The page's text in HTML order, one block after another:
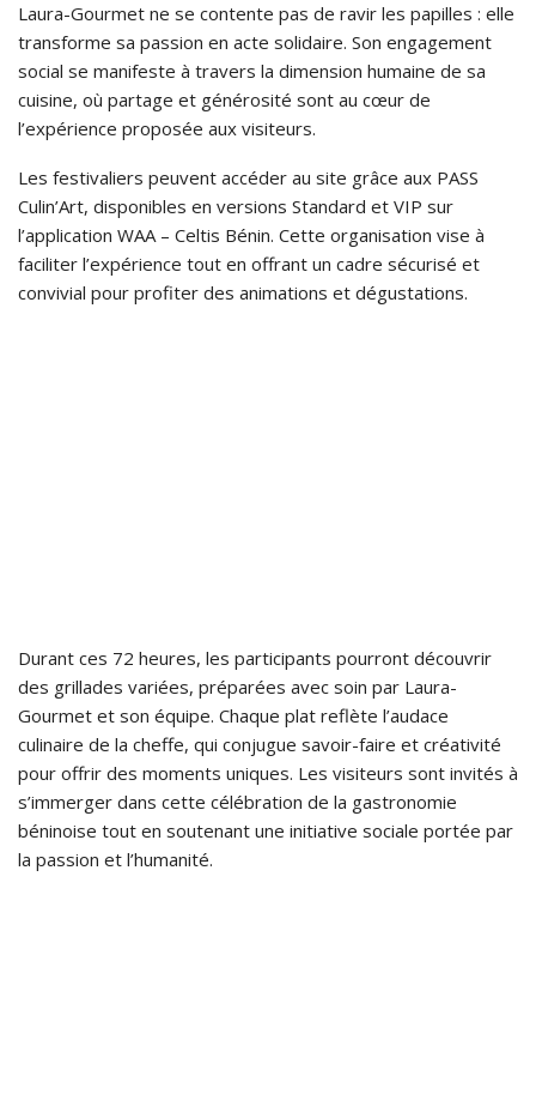
Laura-Gourmet ne se contente pas de ravir les papilles : elle
transforme sa passion en acte solidaire. Son engagement
social se manifeste à travers la dimension humaine de sa
cuisine, où partage et générosité sont au cœur de
l’expérience proposée aux visiteurs.
Les festivaliers peuvent accéder au site grâce aux PASS
Culin’Art, disponibles en versions Standard et VIP sur
l’application WAA – Celtis Bénin. Cette organisation vise à
faciliter l’expérience tout en offrant un cadre sécurisé et
convivial pour profiter des animations et dégustations.
Durant ces 72 heures, les participants pourront découvrir
des grillades variées, préparées avec soin par Laura-
Gourmet et son équipe. Chaque plat reflète l’audace
culinaire de la cheffe, qui conjugue savoir-faire et créativité
pour offrir des moments uniques. Les visiteurs sont invités à
s’immerger dans cette célébration de la gastronomie
béninoise tout en soutenant une initiative sociale portée par
la passion et l’humanité.